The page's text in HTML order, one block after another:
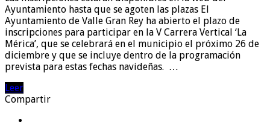
Ayuntamiento hasta que se agoten las plazas El
Ayuntamiento de Valle Gran Rey ha abierto el plazo de
inscripciones para participar en la V Carrera Vertical ‘La
Mérica’, que se celebrará en el municipio el próximo 26 de
diciembre y que se incluye dentro de la programación
prevista para estas fechas navideñas. …
Leer
Compartir